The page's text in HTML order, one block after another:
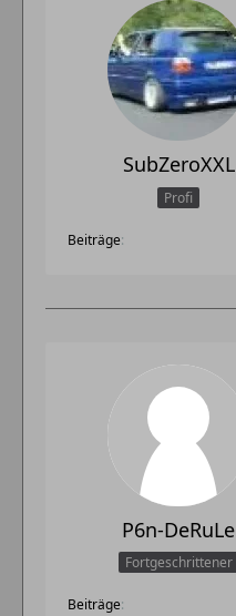
SubZeroXXL
Profi
Beiträge
P6n-DeRuLe
Fortgeschrittener
Beiträge